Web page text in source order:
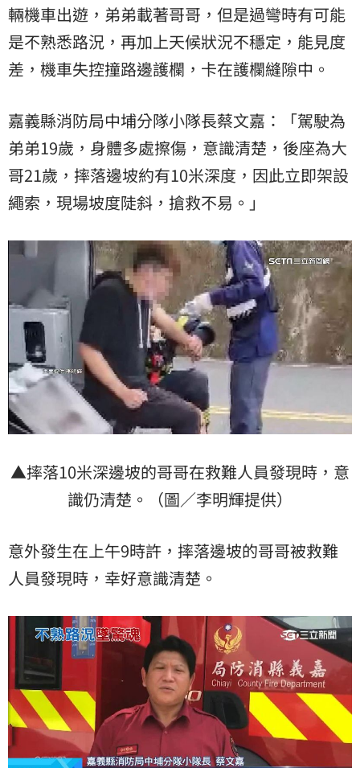
輛機車出遊，弟弟載著哥哥，但是過彎時有可能
是不熟悉路況，再加上天候狀況不穩定，能見度
差，機車失控撞路邊護欄，卡在護欄縫隙中。
嘉義縣消防局中埔分隊小隊長蔡文嘉：「駕駛為
弟弟19歲，身體多處擦傷，意識清楚，後座為大
哥21歲，摔落邊坡約有10米深度，因此立即架設
繩索，現場坡度陡斜，搶救不易。」
▲摔落10米深邊坡的哥哥在救難人員發現時，意
識仍清楚。（圖／李明輝提供）
意外發生在上午9時許，摔落邊坡的哥哥被救難
人員發現時，幸好意識清楚。